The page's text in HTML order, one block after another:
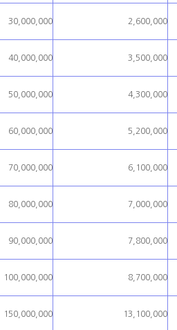
30,000,000 2,600,000
40,000,000 3,500,000
50,000,000 4,300,000
60,000,000 5,200,000
70,000,000 6,100,000
80,000,000 7,000,000
90,000,000 7,800,000
100,000,000 8,700,000
150,000,000 13,100,000